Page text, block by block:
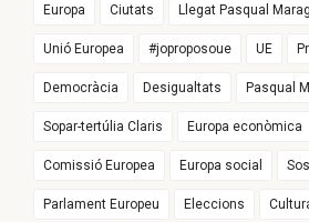
Europa Ciutats Llegat Pasqual
Unió Europea #joproposoue UE
Democràcia Desigualtats Pasqual
Sopar-tertúlia Claris Europa econòmica
Comissió Europea Europa social
Parlament Europeu Eleccions